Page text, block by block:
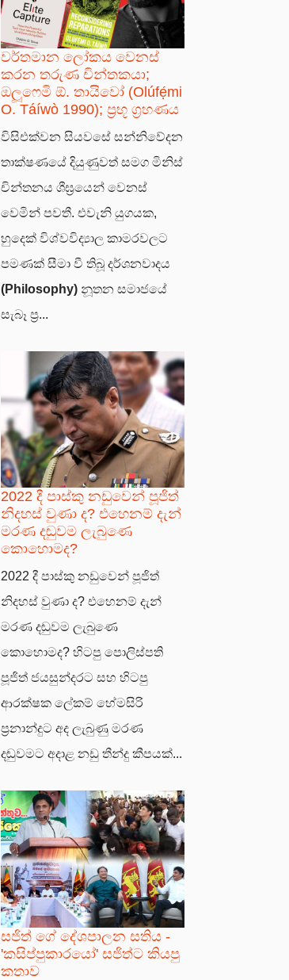
වර්තමාන ලෝකය වෙනස්
කරන තරුණ චින්තකයා;
ඔලූෆෙමි ඕ. තායිවෝ (Olúfẹ́mi
O. Táíwò 1990); ප්‍රභූ ග්‍රහණය
විසිඑක්වන සියවසේ සන්නිවේදන
තාක්ෂණයේ දියුණුවත් සමග මිනිස්
චින්තනය ශීඝ්‍රයෙන් වෙනස්
වෙමින් පවතී. එවැනි යුගයක,
හුදෙක් විශ්වවිද්‍යාල කාමරවලට
පමණක් සීමා වී තිබූ දර්ශනවාදය
(Philosophy)නූතන සමාජයේ
සැබෑ ප්‍ර...
2022 දී පාස්කු නඩුවෙන් පූජිත්
නිදහස් වුණා ද? එහෙනම් දැන්
මරණ දඬුවම ලැබුණෙ
කොහොමද?
2022 දී පාස්කු නඩුවෙන් පූජිත්
නිදහස් වුණා ද? එහෙනම් දැන්
මරණ දඬුවම ලැබුණෙ
කොහොමද? හිටපු පොලිස්පති
පූජිත් ජයසුන්දරට සහ හිටපු
ආරක්ෂක ලේකම් හේමසිරි
ප්‍රනාන්දුට අද ලැබුණු මරණ
දඬුවමට අදාළ නඩු තීන්දු කීපයක්...
සජිත් ගේ දේශපාලන සතිය -
'කසිප්පුකාරයෝ' සජිත්ට කියපු
කතාව